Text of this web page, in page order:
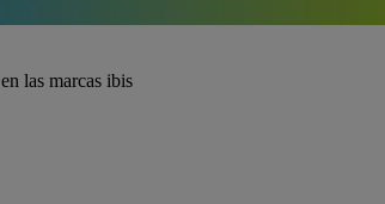
en las marcas ibis